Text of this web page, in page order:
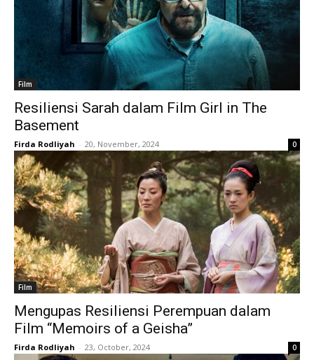
Film
Resiliensi Sarah dalam Film Girl in The
Basement
Firda Rodliyah - 20, November, 2024 0
Film
Mengupas Resiliensi Perempuan dalam
Film “Memoirs of a Geisha”
Firda Rodliyah - 23, October, 2024 0